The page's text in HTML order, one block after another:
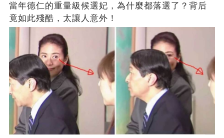
當年德仁的重量級候選妃，為什麼都落選了？背后
竟如此殘酷，太讓人意外！